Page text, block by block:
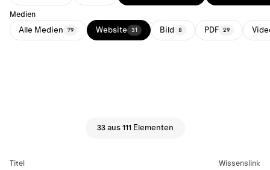
Medien
Alle Medien 79 Website 31 Bild 8 PDF 29
33 aus 111 Elementen
Titel Wissenslink